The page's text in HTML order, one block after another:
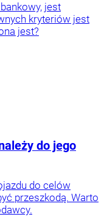
jest
kryteriów jest
jest?
do jego
do celów
przeszkodą. Warto